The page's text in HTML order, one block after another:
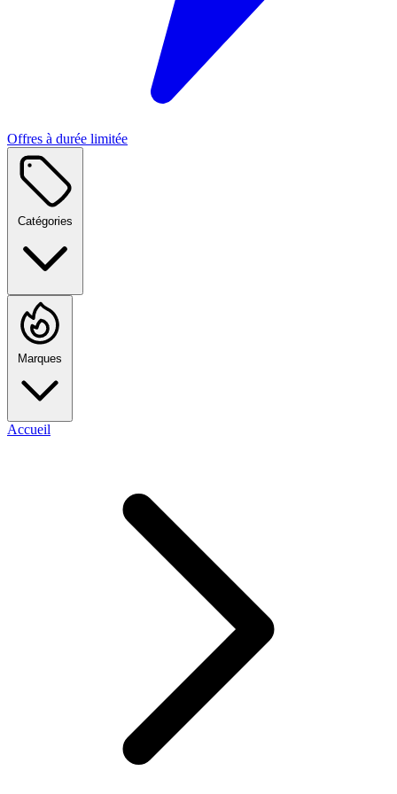
Offres à durée limitée
Catégories
Marques
Accueil